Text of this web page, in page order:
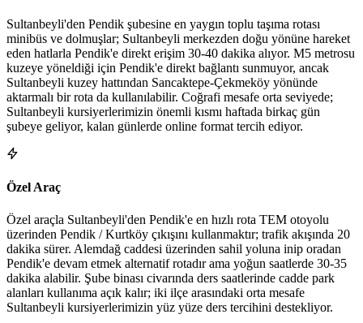
Sultanbeyli'den Pendik şubesine en yaygın toplu taşıma rotası
minibüs ve dolmuşlar; Sultanbeyli merkezden doğu yönüne hareket
eden hatlarla Pendik'e direkt erişim 30-40 dakika alıyor. M5 metrosu
kuzeye yöneldiği için Pendik'e direkt bağlantı sunmuyor, ancak
Sultanbeyli kuzey hattından Sancaktepe-Çekmeköy yönünde
aktarmalı bir rota da kullanılabilir. Coğrafi mesafe orta seviyede;
Sultanbeyli kursiyerlerimizin önemli kısmı haftada birkaç gün
şubeye geliyor, kalan günlerde online format tercih ediyor.
Özel Araç
Özel araçla Sultanbeyli'den Pendik'e en hızlı rota TEM otoyolu
üzerinden Pendik / Kurtköy çıkışını kullanmaktır; trafik akışında 20
dakika sürer. Alemdağ caddesi üzerinden sahil yoluna inip oradan
Pendik'e devam etmek alternatif rotadır ama yoğun saatlerde 30-35
dakika alabilir. Şube binası civarında ders saatlerinde cadde park
alanları kullanıma açık kalır; iki ilçe arasındaki orta mesafe
Sultanbeyli kursiyerlerimizin yüz yüze ders tercihini destekliyor.